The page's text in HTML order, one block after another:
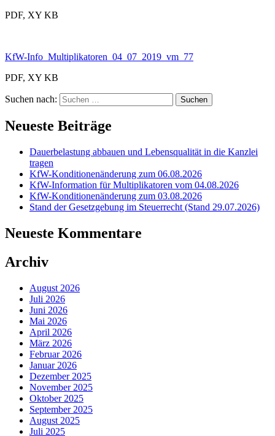
PDF, XY KB
KfW-Info_Multiplikatoren_04_07_2019_vm_77
PDF, XY KB
Suchen nach:
Neueste Beiträge
Dauerbelastung abbauen und Lebensqualität in die Kanzlei
tragen
KfW-Konditionenänderung zum 06.08.2026
KfW-Information für Multiplikatoren vom 04.08.2026
KfW-Konditionenänderung zum 03.08.2026
Stand der Gesetzgebung im Steuerrecht (Stand 29.07.2026)
Neueste Kommentare
Archiv
August 2026
Juli 2026
Juni 2026
Mai 2026
April 2026
März 2026
Februar 2026
Januar 2026
Dezember 2025
November 2025
Oktober 2025
September 2025
August 2025
Juli 2025